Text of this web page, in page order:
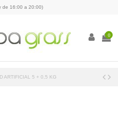
de 16:00 a 20:00)
0
ARTIFICIAL 5 + 0,5 KG